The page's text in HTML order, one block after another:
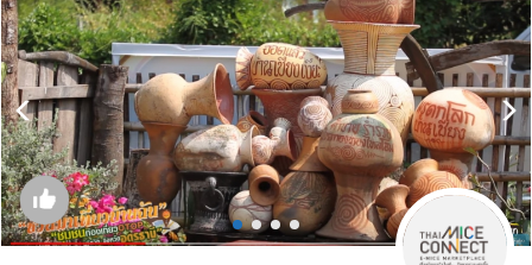
n
a
v
i
g
a
t
i
o
n